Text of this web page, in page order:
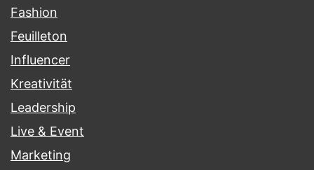
Fashion
Feuilleton
Influencer
Kreativität
Leadership
Live & Event
Marketing